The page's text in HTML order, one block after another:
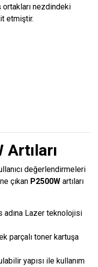
nezdindeki
etmiştir.
değerlendirmeleri
çıkan P2500W artıları
adına Lazer teknolojisi
parçalı toner kartuşa
yapısı ile kullanım